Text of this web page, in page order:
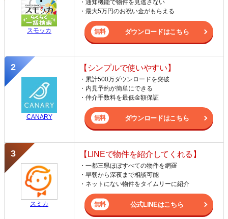
スモッカ
・通知機能で物件を見逃さない
・最大5万円のお祝い金がもらえる
ダウンロードはこちら
CANARY
【シンプルで使いやすい】
・累計500万ダウンロードを突破
・内見予約が簡単にできる
・仲介手数料を最低金額保証
ダウンロードはこちら
スミカ
【LINEで物件を紹介してくれる】
・一都三県ほぼすべての物件を網羅
・早朝から深夜まで相談可能
・ネットにない物件をタイムリーに紹介
公式LINEはこちら